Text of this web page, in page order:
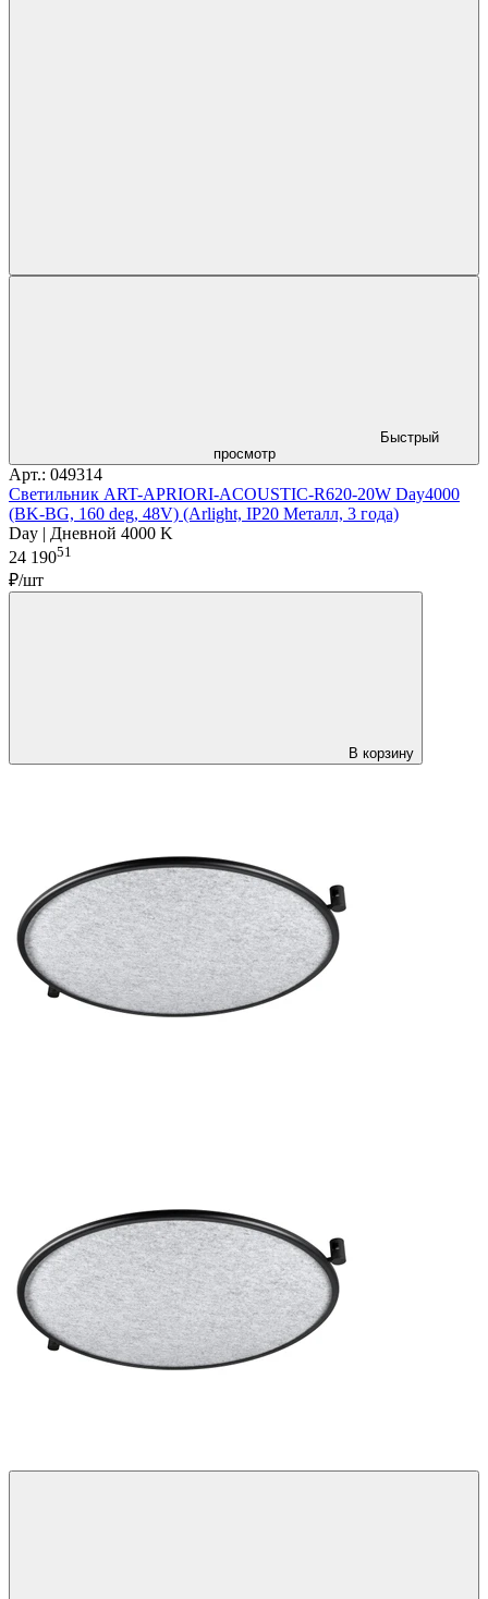
Быстрый
просмотр
Арт.: 049314
Светильник ART-APRIORI-ACOUSTIC-R620-20W Day4000
(BK-BG, 160 deg, 48V) (Arlight, IP20 Металл, 3 года)
Day | Дневной 4000 K
24 19051
₽/шт
В корзину